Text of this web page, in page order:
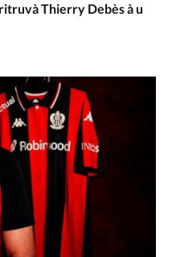
ritruvà Thierry Debès à u